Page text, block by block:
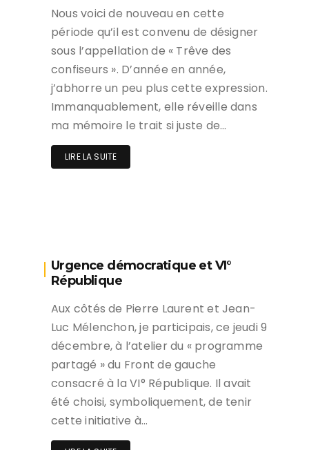
Nous voici de nouveau en cette
période qu’il est convenu de désigner
sous l’appellation de « Trêve des
confiseurs ». D’année en année,
j’abhorre un peu plus cette expression.
Immanquablement, elle réveille dans
ma mémoire le trait si juste de…
LIRE LA SUITE
Urgence démocratique et VI°
République
Aux côtés de Pierre Laurent et Jean-
Luc Mélenchon, je participais, ce jeudi 9
décembre, à l’atelier du « programme
partagé » du Front de gauche
consacré à la VI° République. Il avait
été choisi, symboliquement, de tenir
cette initiative à…